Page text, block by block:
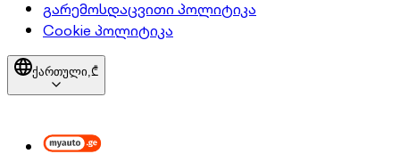
გარემოსდაცვითი პოლიტიკა
Cookie პოლიტიკა
ქართული,₾